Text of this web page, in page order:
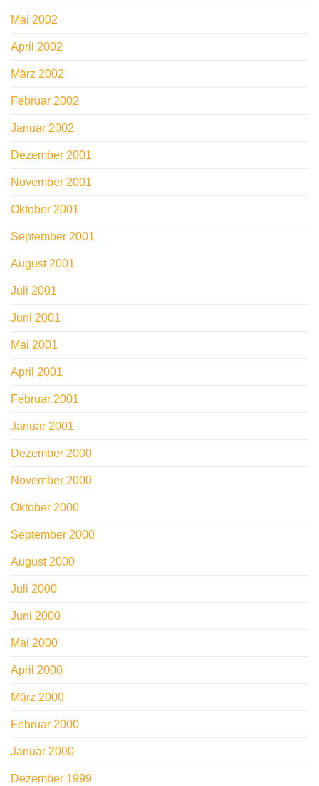
Mai 2002
April 2002
März 2002
Februar 2002
Januar 2002
Dezember 2001
November 2001
Oktober 2001
September 2001
August 2001
Juli 2001
Juni 2001
Mai 2001
April 2001
Februar 2001
Januar 2001
Dezember 2000
November 2000
Oktober 2000
September 2000
August 2000
Juli 2000
Juni 2000
Mai 2000
April 2000
März 2000
Februar 2000
Januar 2000
Dezember 1999